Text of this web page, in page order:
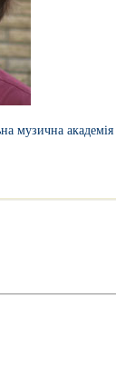
музична